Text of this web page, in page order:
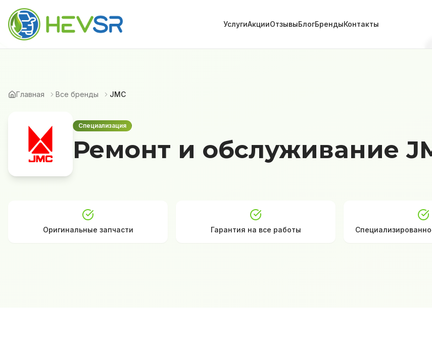
УслугиАкцииОтзывыБлогБрендыКонтакты
Главная Все бренды JMC
Специализация
Ремонт и обслуживание
Оригинальные запчасти Гарантия на все работы